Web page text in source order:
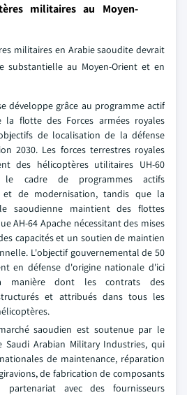
militaires au Moyen-
militaires en Arabie saoudite devrait
substantielle au Moyen-Orient et en
développe grâce au programme actif
la flotte des Forces armées royales
de localisation de la défense
2030. Les forces terrestres royales
des hélicoptères utilitaires UH-60
cadre de programmes actifs
et de modernisation, tandis que la
saoudienne maintient des flottes
AH-64 Apache nécessitant des mises
capacités et un soutien de maintien
L'objectif gouvernemental de 50
en défense d'origine nationale d'ici
manière dont les contrats des
et attribués dans tous les
saoudien est soutenue par le
Saudi Arabian Military Industries, qui
de maintenance, réparation
de fabrication de composants
partenariat avec des fournisseurs